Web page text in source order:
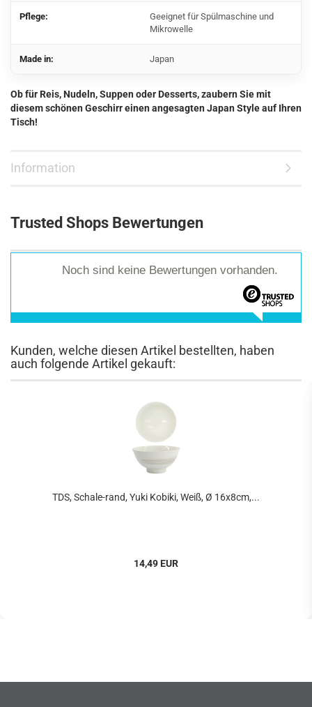
Pflege:
Geeignet für Spülmaschine und
Mikrowelle
Made in: Japan
Ob für Reis, Nudeln, Suppen oder Desserts, zaubern Sie mit
diesem schönen Geschirr einen angesagten Japan Style auf Ihren
Tisch!
Information
Trusted Shops Bewertungen
Noch sind keine Bewertungen vorhanden.
Kunden, welche diesen Artikel bestellten, haben
auch folgende Artikel gekauft:
TDS, Schale-rand, Yuki Kobiki, Weiß, Ø 16x8cm,...
14,49 EUR